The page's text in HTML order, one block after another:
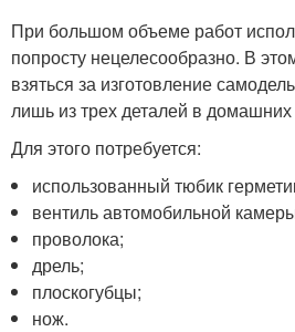
При большом объеме работ
попросту нецелесообразно. В
взяться за изготовление
лишь из трех деталей в домашних
Для этого потребуется:
использованный тюбик
вентиль автомобильной
проволока;
дрель;
плоскогубцы;
нож.